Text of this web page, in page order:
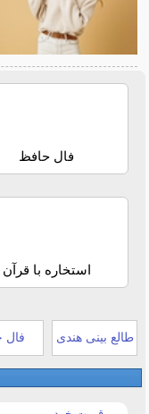
فال حافظ
استخاره با قرآن
طالع بینی هندی فال